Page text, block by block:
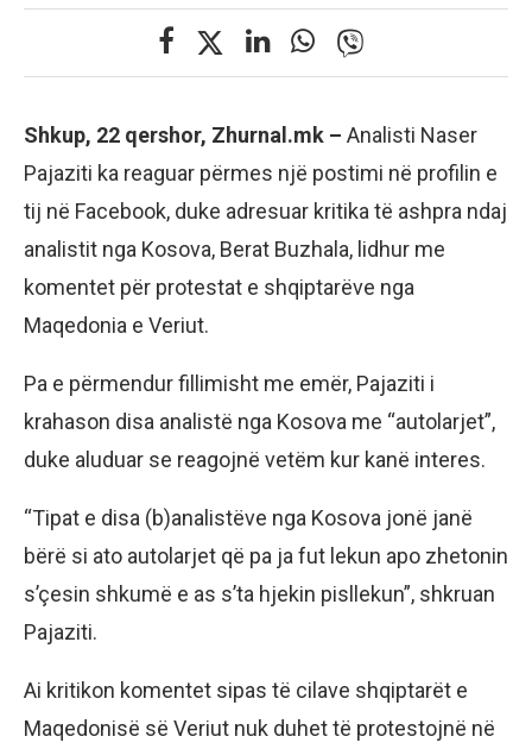
Shkup, 22 qershor, Zhurnal.mk – Analisti Naser
Pajaziti ka reaguar përmes një postimi në profilin e
tij në Facebook, duke adresuar kritika të ashpra ndaj
analistit nga Kosova, Berat Buzhala, lidhur me
komentet për protestat e shqiptarëve nga
Maqedonia e Veriut.
Pa e përmendur fillimisht me emër, Pajaziti i
krahason disa analistë nga Kosova me “autolarjet”,
duke aluduar se reagojnë vetëm kur kanë interes.
“Tipat e disa (b)analistëve nga Kosova jonë janë
bërë si ato autolarjet që pa ja fut lekun apo zhetonin
s’çesin shkumë e as s’ta hjekin pisllekun”, shkruan
Pajaziti.
Ai kritikon komentet sipas të cilave shqiptarët e
Maqedonisë së Veriut nuk duhet të protestojnë në